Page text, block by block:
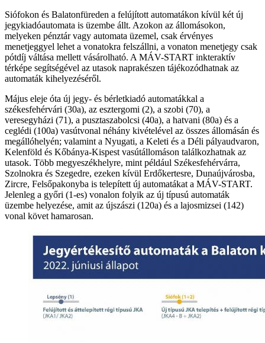
Siófokon és Balatonfüreden a felújított automatákon kívül két új
jegykiadóautomata is üzembe állt. Azokon az állomásokon,
melyeken pénztár vagy automata üzemel, csak érvényes
menetjeggyel lehet a vonatokra felszállni, a vonaton menetjegy csak
pótdíj váltása mellett vásárolható. A MÁV-START inkteraktív
térképe segítségével az utasok naprakészen tájékozódhatnak az
automaták kihelyezéséről.
Május eleje óta új jegy- és bérletkiadó automatákkal a
székesfehérvári (30a), az esztergomi (2), a szobi (70), a
veresegyházi (71), a pusztaszabolcsi (40a), a hatvani (80a) és a
ceglédi (100a) vasútvonal néhány kivételével az összes állomásán és
megállóhelyén; valamint a Nyugati, a Keleti és a Déli pályaudvaron,
Kelenföld és Kőbánya-Kispest vasútállomáson találkozhatnak az
utasok. Több megyeszékhelyre, mint például Székesfehérvárra,
Szolnokra és Szegedre, ezeken kívül Erdőkertesre, Dunaújvárosba,
Zircre, Felsőpakonyba is telepített új automatákat a MÁV-START.
Jelenleg a győri (1-es) vonalon folyik az új típusú automaták
üzembe helyezése, amit az újszászi (120a) és a lajosmizsei (142)
vonal követ hamarosan.